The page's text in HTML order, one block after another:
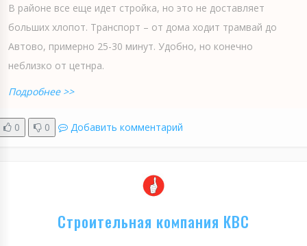
В районе все еще идет стройка, но это не доставляет
больших хлопот. Транспорт – от дома ходит трамвай до
Автово, примерно 25-30 минут. Удобно, но конечно
неблизко от цетнра.
Подробнее >>
0 0 Добавить комментарий
Строительная компания КВС